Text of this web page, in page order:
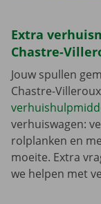
Extra
Chastre-
Jouw spullen
Chastre-
verhuiswagen:
rolplanken en
moeite. Extra
we helpen met